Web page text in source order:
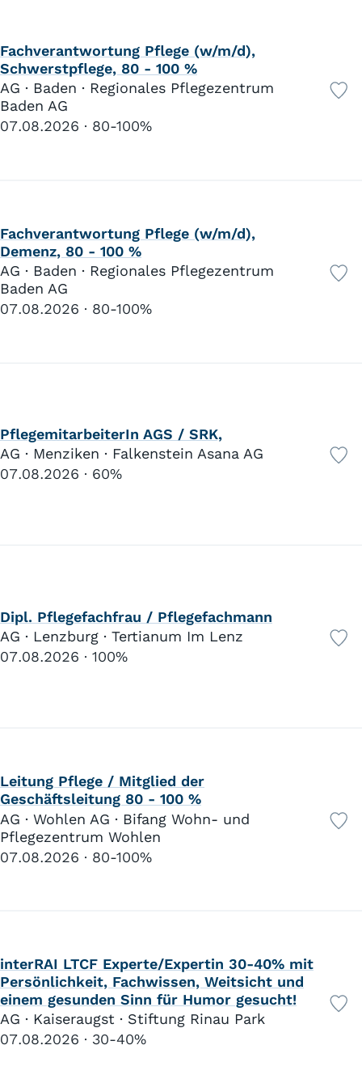
Fachverantwortung Pflege (w/m/d),
Schwerstpflege, 80 - 100 %
AG · Baden · Regionales Pflegezentrum
Baden AG
07.08.2026
80-100%
Fachverantwortung Pflege (w/m/d),
Demenz, 80 - 100 %
AG · Baden · Regionales Pflegezentrum
Baden AG
07.08.2026
80-100%
PflegemitarbeiterIn AGS / SRK,
AG · Menziken · Falkenstein Asana AG
07.08.2026
60%
Dipl. Pflegefachfrau / Pflegefachmann
AG · Lenzburg · Tertianum Im Lenz
07.08.2026
100%
Leitung Pflege / Mitglied der
Geschäftsleitung 80 - 100 %
AG · Wohlen AG · Bifang Wohn- und
Pflegezentrum Wohlen
07.08.2026
80-100%
interRAI LTCF Experte/Expertin 30-40% mit
Persönlichkeit, Fachwissen, Weitsicht und
einem gesunden Sinn für Humor gesucht!
AG · Kaiseraugst · Stiftung Rinau Park
07.08.2026
30-40%